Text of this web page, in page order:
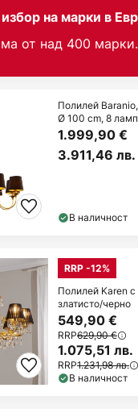
на марки в
от над 400 марки.
Полилей
Ø 100 cm, 8
1.999,90 €
3.911,46 лв.
В наличност
RRP -12%
Полилей Karen
златисто/черно
549,90 €
RRP629,90 €
1.075,51 лв.
RRP1.231,98 лв.
В наличност